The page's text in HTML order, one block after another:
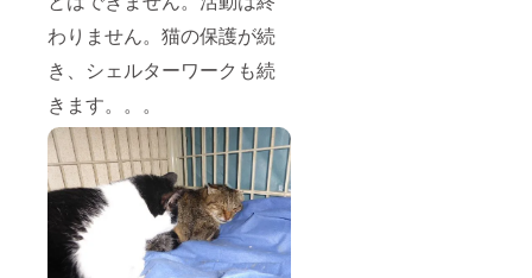
わりません。猫の保護が続
き、シェルターワークも続
きます。。。